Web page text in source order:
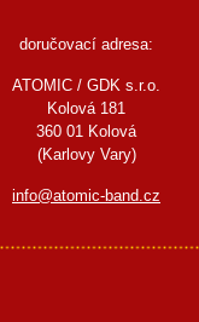
doručovací adresa:
ATOMIC / GDK s.r.o.
Kolová 181
360 01 Kolová
(Karlovy Vary)
info@atomic-band.cz